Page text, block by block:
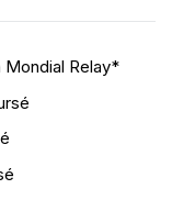
Relay*